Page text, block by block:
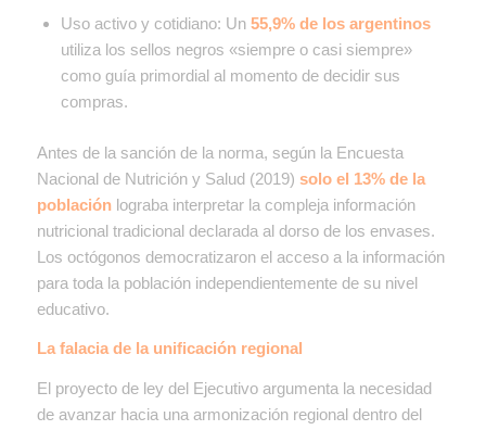
Uso activo y cotidiano: Un 55,9% de los argentinos
utiliza los sellos negros «siempre o casi siempre»
como guía primordial al momento de decidir sus
compras.
Antes de la sanción de la norma, según la Encuesta
Nacional de Nutrición y Salud (2019) solo el 13% de la
poblaciónlograba interpretar la compleja información
nutricional tradicional declarada al dorso de los envases.
Los octógonos democratizaron el acceso a la información
para toda la población independientemente de su nivel
educativo.
La falacia de la unificación regional
El proyecto de ley del Ejecutivo argumenta la necesidad
de avanzar hacia una armonización regional dentro del